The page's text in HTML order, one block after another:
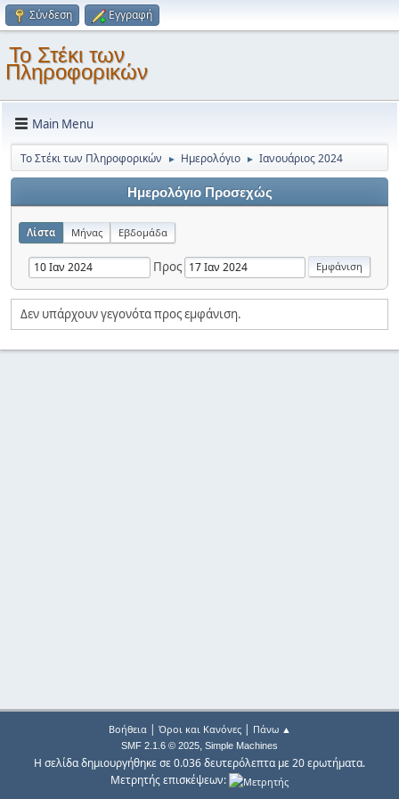
Σύνδεση Εγγραφή
Το Στέκι των
Πληροφορικών
Main Menu
Το Στέκι των Πληροφορικών ► Ημερολόγιο ► Ιανουάριος 2024
Ημερολόγιο Προσεχώς
Λίστα Μήνας Εβδομάδα
Προς
Δεν υπάρχουν γεγονότα προς εμφάνιση.
Βοήθεια| Όροι και Κανόνες| Πάνω ▲
SMF 2.1.6 © 2025, Simple Machines
Η σελίδα δημιουργήθηκε σε 0.036 δευτερόλεπτα με 20 ερωτήματα.
Μετρητής επισκέψεων: